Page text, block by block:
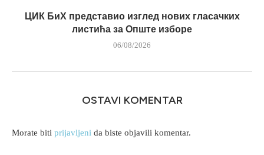
ЦИК БиХ представио изглед нових гласачких
листића за Опште изборе
06/08/2026
OSTAVI KOMENTAR
Morate biti prijavljeni da biste objavili komentar.